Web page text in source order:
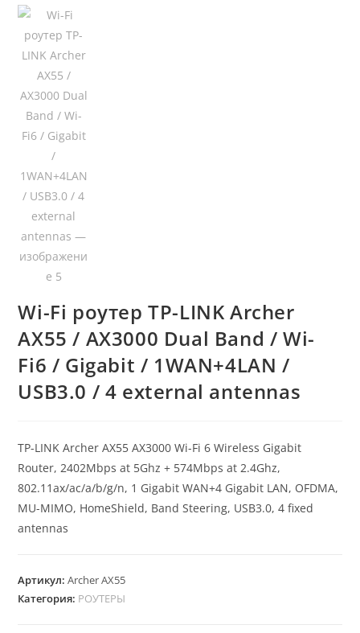
Wi-Fi роутер TP-LINK Archer
AX55 / AX3000 Dual Band / Wi-
Fi6 / Gigabit / 1WAN+4LAN /
USB3.0 / 4 external antennas
TP-LINK Archer AX55 AX3000 Wi-Fi 6 Wireless Gigabit
Router, 2402Mbps at 5Ghz + 574Mbps at 2.4Ghz,
802.11ax/ac/a/b/g/n, 1 Gigabit WAN+4 Gigabit LAN, OFDMA,
MU-MIMO, HomeShield, Band Steering, USB3.0, 4 fixed
antennas
Артикул:Archer AX55
Категория: РОУТЕРЫ